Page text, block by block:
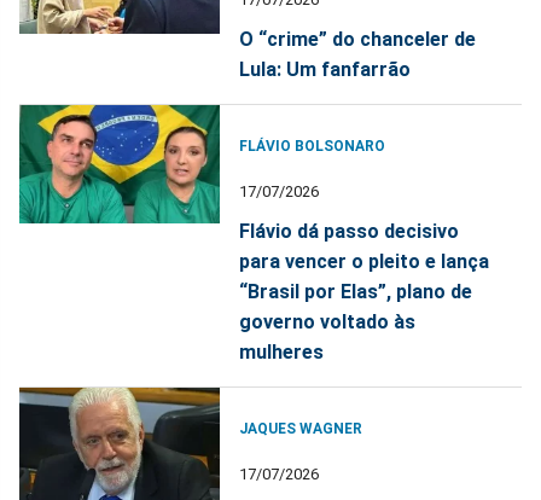
O “crime” do chanceler de
Lula: Um fanfarrão
FLÁVIO BOLSONARO
17/07/2026
Flávio dá passo decisivo
para vencer o pleito e lança
“Brasil por Elas”, plano de
governo voltado às
mulheres
JAQUES WAGNER
17/07/2026